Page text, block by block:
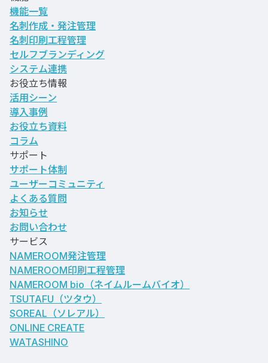
機能一覧
名刺作成・発注管理
名刺印刷工程管理
セルフブランディング
システム連携
お役立ち情報
活用シーン
導入事例
お役立ち資料
コラム
サポート
サポート体制
ユーザーコミュニティ
よくある質問
お知らせ
お問い合わせ
サービス
NAMEROOM発注管理
NAMEROOM印刷工程管理
NAMEROOM bio （ネイムルームバイオ）
TSUTAFU（ツタウ）
SOREAL（ソレアル）
ONLINE CREATE
WATASHINO